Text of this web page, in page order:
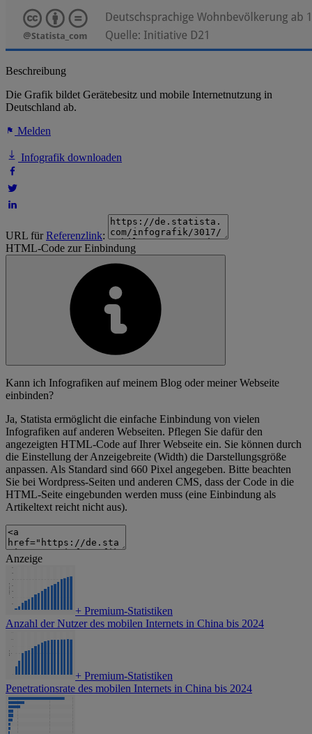
Beschreibung
Die Grafik bildet Gerätebesitz und mobile Internetnutzung in
Deutschland ab.
Melden
Infografik downloaden
URL fürReferenzlink:
HTML-Code zur Einbindung
Kann ich Infografiken auf meinem Blog oder meiner Webseite
einbinden?
Ja, Statista ermöglicht die einfache Einbindung von vielen
Infografiken auf anderen Webseiten. Pflegen Sie dafür den
angezeigten HTML-Code auf Ihrer Webseite ein. Sie können durch
die Einstellung der Anzeigebreite (Width) die Darstellungsgröße
anpassen. Als Standard sind 660 Pixel angegeben. Bitte beachten
Sie bei Wordpress-Seiten und anderen CMS, dass der Code in die
HTML-Seite eingebunden werden muss (eine Einbindung als
Artikeltext reicht nicht aus).
Anzeige
+ Premium-Statistiken
Anzahl der Nutzer des mobilen Internets in China bis 2024
+ Premium-Statistiken
Penetrationsrate des mobilen Internets in China bis 2024